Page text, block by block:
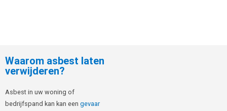
Waarom asbest laten
verwijderen?
Asbest in uw woning of
bedrijfspand kan kan een gevaar